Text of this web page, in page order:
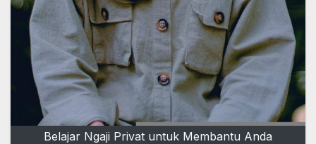
Belajar Ngaji Privat untuk Membantu Anda